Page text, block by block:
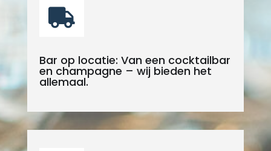

Bar op locatie: Van een cocktailbar
en champagne – wij bieden het
allemaal.